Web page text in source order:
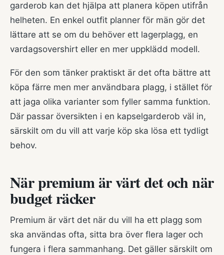
garderob kan det hjälpa att planera köpen utifrån
helheten. En enkel outfit planner för män gör det
lättare att se om du behöver ett lagerplagg, en
vardagsovershirt eller en mer uppklädd modell.
För den som tänker praktiskt är det ofta bättre att
köpa färre men mer användbara plagg, i stället för
att jaga olika varianter som fyller samma funktion.
Där passar översikten i en kapselgarderob väl in,
särskilt om du vill att varje köp ska lösa ett tydligt
behov.
När premium är värt det och när
budget räcker
Premium är värt det när du vill ha ett plagg som
ska användas ofta, sitta bra över flera lager och
fungera i flera sammanhang. Det gäller särskilt om